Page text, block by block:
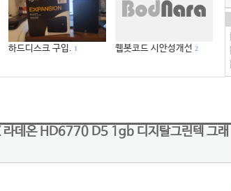
하드디스크 구입. 1 웹봇코드 시안성개선 2
라데온 HD6770 D5 1gb 디지탈그린텍 그래